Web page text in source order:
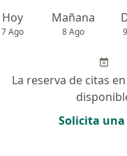
Hoy
7 Ago
Mañana
8 Ago
La reserva de citas
Solicita